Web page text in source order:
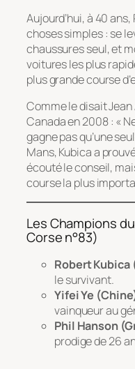
Aujourd’hui, à 40
choses simples : se
chaussures seul, et
voitures les plus
plus grande course
Comme le disait
Canada en 2008 : «
gagne pas qu’une
Mans, Kubica a
écouté le conseil,
course la plus
Les Champions
Corse n°83)
Robert Kubica
le survivant.
Yifei Ye
vainqueur au
Phil Hanson
prodige de 26